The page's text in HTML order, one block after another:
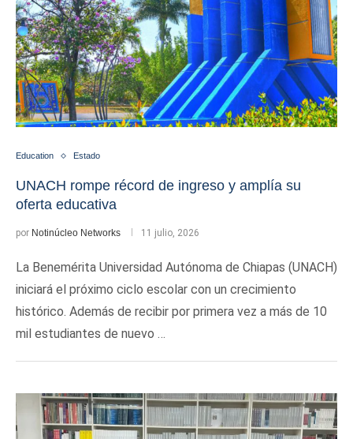
Education Estado
UNACH rompe récord de ingreso y amplía su
oferta educativa
por Notinúcleo Networks 11 julio, 2026
La Benemérita Universidad Autónoma de Chiapas (UNACH)
iniciará el próximo ciclo escolar con un crecimiento
histórico. Además de recibir por primera vez a más de 10
mil estudiantes de nuevo …